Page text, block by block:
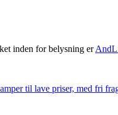
inden for belysning er
til lave priser, med fri